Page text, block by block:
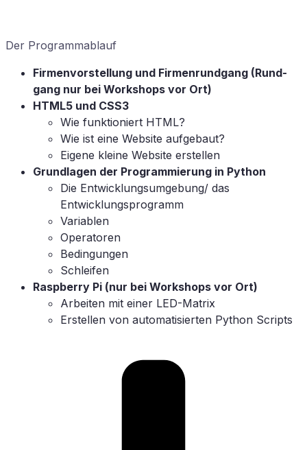
Der Pro­gramm­ab­lauf
Fir­men­vor­stel­lung und Fir­men­rund­gang (Rund­
gang nur bei Work­shops vor Ort)
HTML5 und CSS3
Wie funk­tio­niert HTML?
Wie ist eine Web­site aufgebaut?
Ei­ge­ne klei­ne Web­site erstellen
Grund­la­gen der Pro­gram­mie­rung in Python
Die Entwicklungsumgebung/ das
Entwicklungsprogramm
Va­ria­blen
Ope­ra­to­ren
Be­din­gun­gen
Schlei­fen
Raspber­ry Pi (nur bei Work­shops vor Ort)
Ar­bei­ten mit ei­ner LED-Matrix
Er­stel­len von au­to­ma­ti­sier­ten Py­thon Scripts